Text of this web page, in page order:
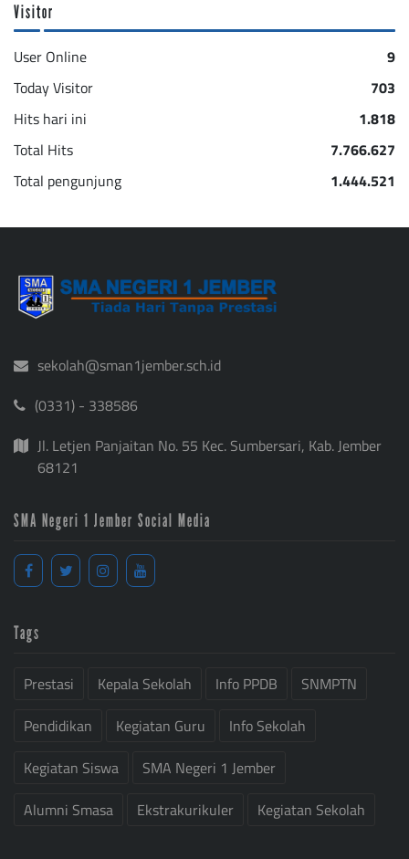
Visitor
User Online
9
Today Visitor
703
Hits hari ini
1.818
Total Hits
7.766.627
Total pengunjung
1.444.521
sekolah@sman1jember.sch.id
(0331) - 338586
Jl. Letjen Panjaitan No. 55 Kec. Sumbersari, Kab. Jember
68121
SMA Negeri 1 Jember Social Media
Tags
Prestasi Kepala Sekolah Info PPDB
SNMPTN
Pendidikan
Kegiatan Guru
Info Sekolah
Kegiatan Siswa
SMA Negeri 1 Jember
Alumni Smasa
Ekstrakurikuler Kegiatan Sekolah